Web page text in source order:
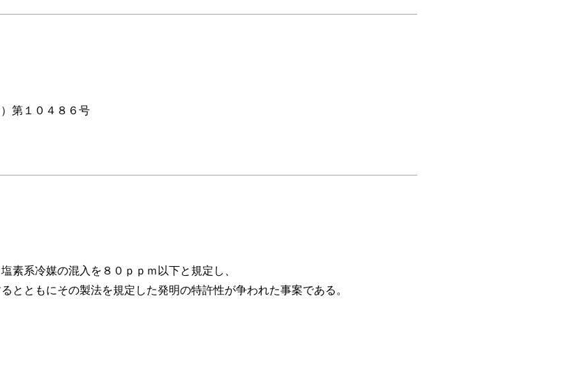
第１０４８６号
素系冷媒の混入を８０ｐｐｍ以下と規定し、
とともにその製法を規定した発明の特許性が争われた事案である。